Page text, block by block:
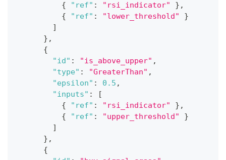
{
"ref" : "rsi_indicator" } ,
{
"ref" : "lower_threshold"
}
]
} ,
{
"id" : "is_above_upper" ,
"type" : "GreaterThan" ,
"epsilon" : 0.5 ,
"inputs" :
[
{
"ref" : "rsi_indicator" } ,
{
"ref" : "upper_threshold"
}
]
} ,
{